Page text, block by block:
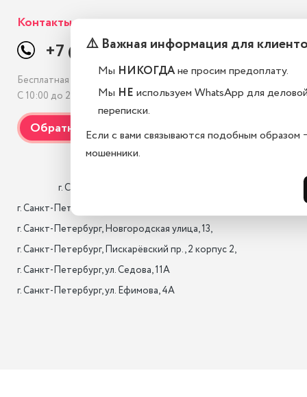
Контакты
+7 (812) 507-69-38
Бесплатная консультация
С 10:00 до 21:00, без выходных
г. Санкт-Петербург, 17-я лин. B.O., 22,
г. Санкт-Петербург, Новгородская улица, 13,
г. Санкт-Петербург, Пискарёвский пр., 2 корпус 2,
г. Санкт-Петербург, ул. Седова, 11А
г. Санкт-Петербург, ул. Ефимова, 4А
⚠️ Важная информация для
Мы НИКОГДАне просим предоплату.
Мы НЕ используем WhatsApp для
переписки.
Если с вами связываются подобным образом
мошенники.